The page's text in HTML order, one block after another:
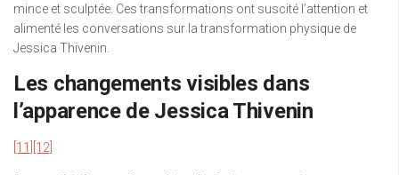
mince et sculptée. Ces transformations ont suscité l’attention et
alimenté les conversations sur la transformation physique de
Jessica Thivenin.
Les changements visibles dans
l’apparence de Jessica Thivenin
[11] [12]